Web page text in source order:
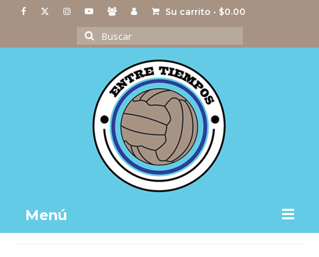
Su carrito - $0.00
Buscar
por:
Menú